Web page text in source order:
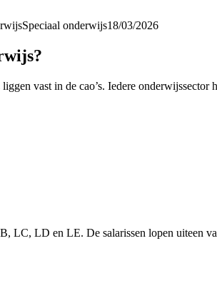
Speciaal onderwijs18/03/2026
vast in de cao’s. Iedere onderwijssector
LC, LD en LE. De salarissen lopen uiteen